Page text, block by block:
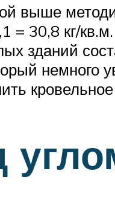
выше
30,8 кг/
зданий
немного